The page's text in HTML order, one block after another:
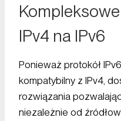
IPv4 na IPv6
Ponieważ protokół
kompatybilny z IPv4,
rozwiązania
niezależnie od